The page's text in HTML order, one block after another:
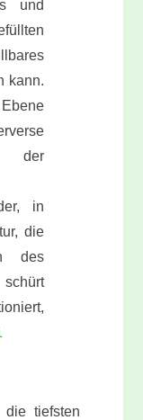
und
kann.
der
in
die
des
schürt
tiefsten